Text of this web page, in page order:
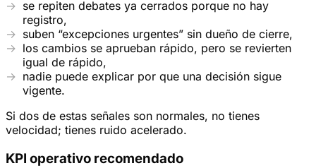
se repiten debates ya cerrados porque no hay
registro,
suben “excepciones urgentes” sin dueño de cierre,
los cambios se aprueban rápido, pero se revierten
igual de rápido,
nadie puede explicar por que una decisión sigue
vigente.
Si dos de estas señales son normales, no tienes
velocidad; tienes ruido acelerado.
KPI operativo recomendado